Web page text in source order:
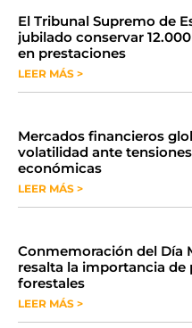
​El Tribunal Supremo de
jubilado conservar
en prestaciones
LEER MÁS >
Mercados financieros
volatilidad ante
económicas
LEER MÁS >
Conmemoración del Día
resalta la importancia de
forestales
LEER MÁS >